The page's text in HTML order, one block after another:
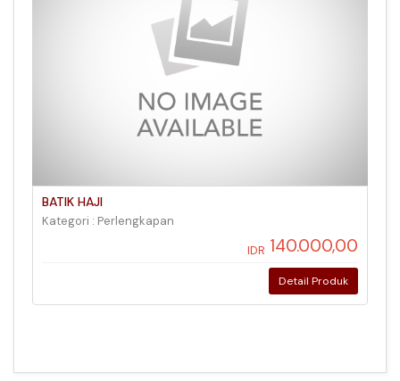
BATIK HAJI
Kategori : Perlengkapan
IDR 140.000,00
Detail Produk